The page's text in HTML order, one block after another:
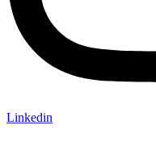
Linkedin